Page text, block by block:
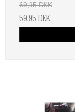
69,95 DKK
59,95 DKK